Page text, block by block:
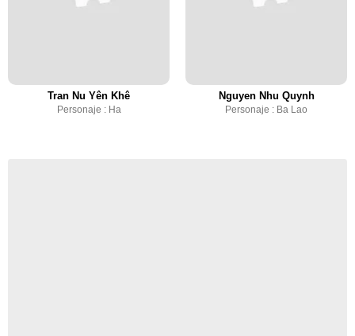
Tran Nu Yên Khê
Personaje : Ha
Nguyen Nhu Quynh
Personaje : Ba Lao